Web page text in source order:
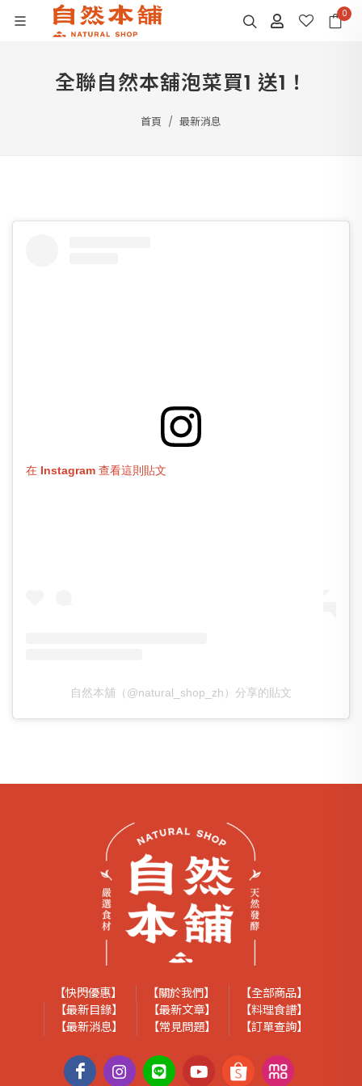
0
全聯自然本舖泡菜買1 送1！
首頁 最新消息
在 Instagram 查看這則貼文
自然本舖（@natural_shop_zh）分享的貼文
【快閃優惠】 【關於我們】
【全部商品】
【最新目錄】
【最新文章】
【料理食譜】
【最新消息】
【常見問題】 【訂單查詢】